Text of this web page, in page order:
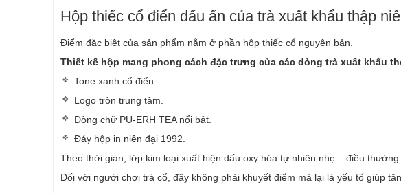
Hộp thiếc cổ điển dấu ấn của trà xuất khẩu thập
Điểm đặc biệt của sản phẩm nằm ở phần hộp thiếc cổ nguyên bản.
Thiết kế hộp mang phong cách đặc trưng của các dòng trà xuất khẩu
Tone xanh cổ điển.
Logo tròn trung tâm.
Dòng chữ PU-ERH TEA nổi bật.
Đáy hộp in niên đại 1992.
Theo thời gian, lớp kim loại xuất hiện dấu oxy hóa tự nhiên nhẹ – điều
Đối với người chơi trà cổ, đây không phải khuyết điểm mà lại là yếu tố giúp